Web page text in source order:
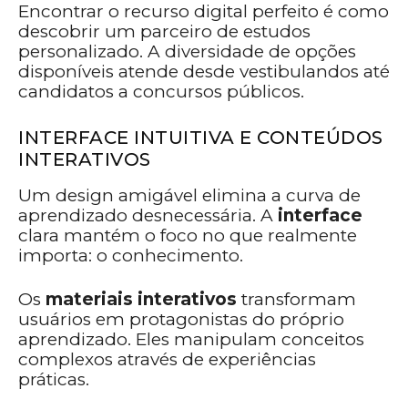
Encontrar o recurso digital perfeito é como
descobrir um parceiro de estudos
personalizado. A diversidade de opções
disponíveis atende desde vestibulandos até
candidatos a concursos públicos.
INTERFACE INTUITIVA E CONTEÚDOS
INTERATIVOS
Um design amigável elimina a curva de
aprendizado desnecessária. A interface
clara mantém o foco no que realmente
importa: o conhecimento.
Os materiais interativos transformam
usuários em protagonistas do próprio
aprendizado. Eles manipulam conceitos
complexos através de experiências
práticas.